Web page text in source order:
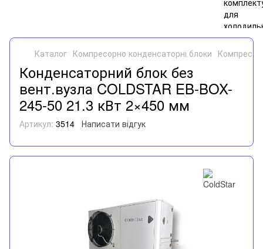
Каталог Компресорно конденсаторні блоки
Конденсаторний блок без
вент.вузла COLDSTAR EB-BOX-
245-50 21.3 кВт 2×450 мм
Артикул: 3514 Написати відгук